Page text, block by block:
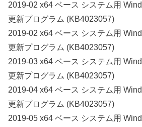
2019-02 x64 ベース システム用
更新プログラム (KB4023057)
2019-02 x64 ベース システム用
更新プログラム (KB4023057)
2019-03 x64 ベース システム用
更新プログラム (KB4023057)
2019-04 x64 ベース システム用
更新プログラム (KB4023057)
2019-05 x64 ベース システム用